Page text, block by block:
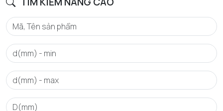
Tmax - Nhiệt độ hoạt động tối đa 120 °C